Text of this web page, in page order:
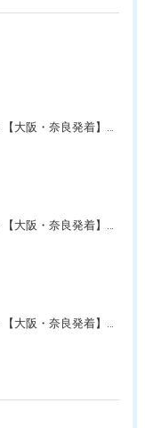
＜コース番号：T1966＞【大阪・奈良発着】近鉄特急！最新特急「ひのとり」＆人気の観光特急「しまかぜ」に乗って！伊勢神宮・おかげ横丁たっぷり約4時間滞在！日帰り
＜コース番号：T2107＞【大阪・奈良発着】高野山夏の風物詩 幻想的な光の灯路「高野山ろうそく祭り」と「壇上伽藍」ご参拝
＜コース番号：T2370＞【大阪・奈良発着】たっぷり3時間滞在！名画の記念写真が撮れる美術館！「大塚国際美術館」